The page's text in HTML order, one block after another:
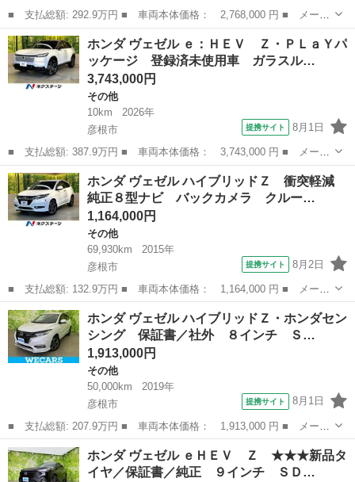
■ 支払総額: 292.9万円 ■ 車両本体価格： 2,768,000 円 ■ メーカ
ー名： ホンダ ■ 車種名： ヴェゼル ■ グレード名： ｅ：ＨＥ
Ｖ Ｚ 純正９型ナビ バックカメラ アダプティブクルーズ クリ
アランス...
滋賀 彦根市 その他
ホンダ ヴェゼル ｅ：ＨＥＶ Ｚ・ＰＬａＹパ
ッケージ 登録済未使用車 ガラスル…
3,743,000円
その他
10km
2026年
彦根市
提携サイト 8月1日
■ 支払総額: 387.9万円 ■ 車両本体価格： 3,743,000 円 ■ メーカ
ー名： ホンダ ■ 車種名： ヴェゼル ■ グレード名： ｅ：ＨＥ
Ｖ Ｚ・ＰＬａＹパッケージ 登録済未使用車 ガラスルーフ 純正
９型ナビ...
滋賀 彦根市 その他
ホンダ ヴェゼル ハイブリッドＺ 衝突軽減
純正８型ナビ バックカメラ クルー…
1,164,000円
その他
69,930km
2015年
彦根市
提携サイト 8月2日
■ 支払総額: 132.9万円 ■ 車両本体価格： 1,164,000 円 ■ メーカ
ー名： ホンダ ■ 車種名： ヴェゼル ■ グレード名： ハイブリ
ッドＺ 衝突軽減 純正８型ナビ バックカメラ クルーズコントロ
ール シ...
滋賀 彦根市 その他
ホンダ ヴェゼル ハイブリッドＺ・ホンダセン
シング 保証書／社外 ８インチ Ｓ…
1,913,000円
その他
50,000km
2019年
彦根市
提携サイト 8月1日
■ 支払総額: 207.9万円 ■ 車両本体価格： 1,913,000 円 ■ メーカ
ー名： ホンダ ■ 車種名： ヴェゼル ■ グレード名： ハイブリ
ッドＺ・ホンダセンシング 保証書／社外 ８インチ ＳＤナビ／ホ
ンダセン...
滋賀 彦根市 その他
ホンダ ヴェゼル ｅＨＥＶ Ｚ ★★★新品タ
イヤ／保証書／純正 ９インチ ＳＤ…